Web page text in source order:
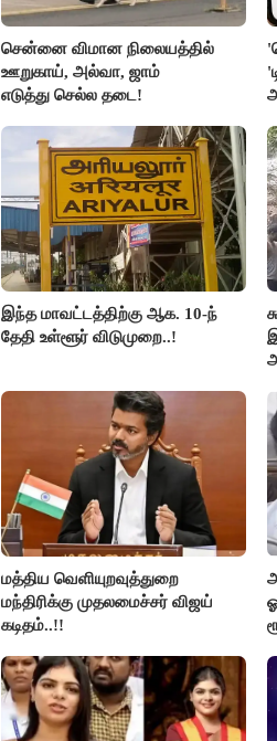
சென்னை விமான நிலையத்தில்
ஊறுகாய், அல்வா, ஜாம்
எடுத்து செல்ல தடை!
இந்த மாவட்டத்திற்கு ஆக. 10-ந்
தேதி உள்ளூர் விடுமுறை..!
மத்திய வெளியுறவுத்துறை
மந்திரிக்கு முதலமைச்சர் விஜய்
கடிதம்..!!